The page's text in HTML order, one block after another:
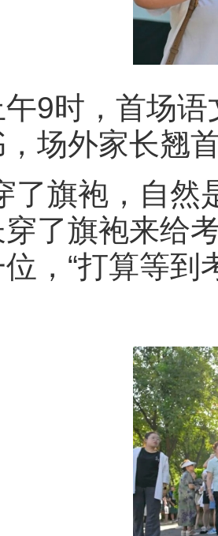
时，首场语
场外家长翘
旗袍，自然是
穿了旗袍来给
，“打算等到